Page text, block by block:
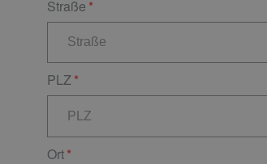
Straße
PLZ
Ort